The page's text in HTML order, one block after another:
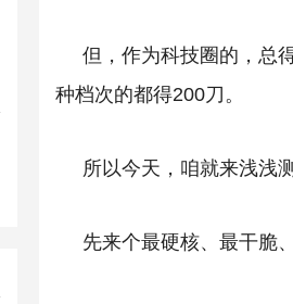
但，作为科技圈的，总
种档次的都得200刀。
所以今天，咱就来浅浅
先来个最硬核、最干脆